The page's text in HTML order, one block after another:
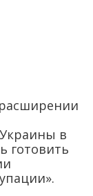
в
готовить